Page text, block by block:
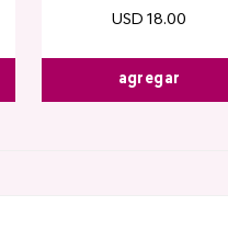
USD 18.00
agregar